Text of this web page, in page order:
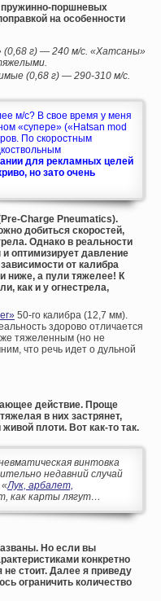
пружинно-поршневых
на особенности
(0,68 г) — 240 м/с. «Хатсаны»
(0,68 г) — 290-310 м/с.
м/с? В свое время у меня
«супере» («Hatsan mod
По скоростным
для рекламных целей
но зато очень
Charge Pneumatics).
добиться скоростей,
Однако в реальности
оптимизирует давление
от калибра
ниже, а пули тяжелее! К
как и у огнестрела,
50-го калибра (12,7 мм).
здорово отличается
тяжеленным (но не
что речь идет о дульной
действие. Проще
в них застрянет,
плоти. Вот как-то так.
винтовка
недавний случай
«Лук, арбалет,
как карты лягут…
Но если вы
конкретно
стоит. Далее я приведу
ограничить количество